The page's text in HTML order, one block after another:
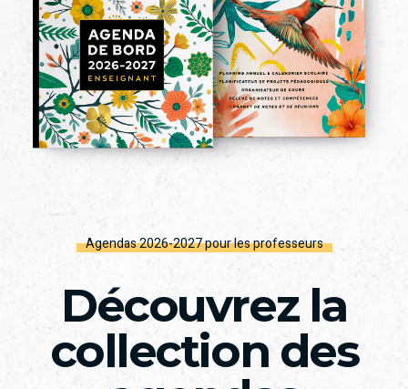
Agendas 2026-2027 pour les professeurs
Découvrez la
collection des